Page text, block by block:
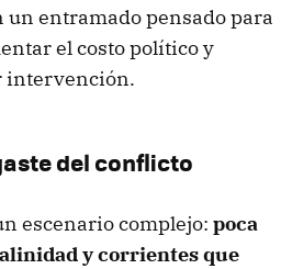
entramado pensado para
el costo político y
intervención.
del conflicto
escenario complejo: poca
y corrientes que